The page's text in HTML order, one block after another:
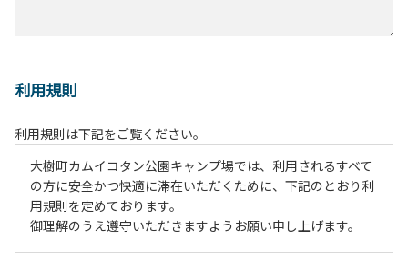
利用規則
利用規則は下記をご覧ください。
大樹町カムイコタン公園キャンプ場では、利用されるすべて
の方に安全かつ快適に滞在いただくために、下記のとおり利
用規則を定めております。
御理解のうえ遵守いただきますようお願い申し上げます。